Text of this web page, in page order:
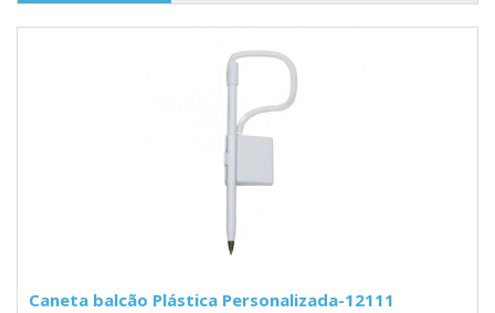
Caneta balcão Plástica Personalizada-12111